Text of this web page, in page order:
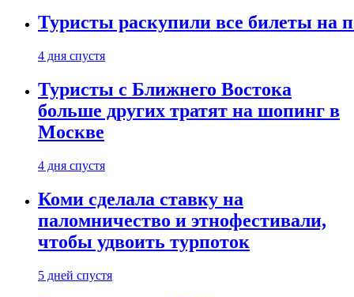
Туристы раскупили все билеты на
4 дня спустя
Туристы с Ближнего Востока
больше других тратят на шопинг в
Москве
4 дня спустя
Коми сделала ставку на
паломничество и этнофестивали,
чтобы удвоить турпоток
5 дней спустя